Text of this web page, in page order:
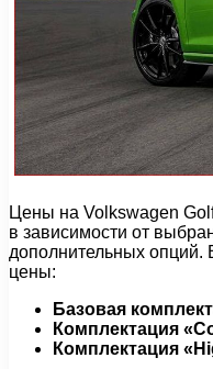
Цены на Volkswagen
в зависимости от
дополнительных опций.
цены:
Базовая
Комплектация
Комплектация